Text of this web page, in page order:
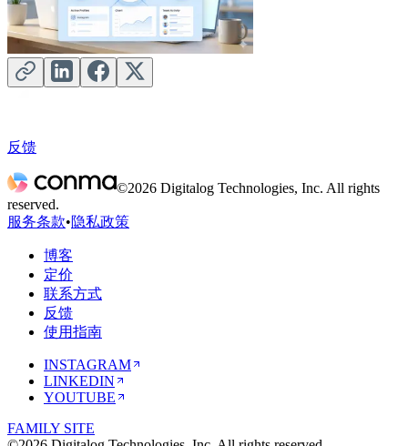
反馈
©2026 Digitalog Technologies, Inc. All rights
reserved.
服务条款•隐私政策
博客
定价
联系方式
反馈
使用指南
INSTAGRAM
LINKEDIN
YOUTUBE
FAMILY SITE